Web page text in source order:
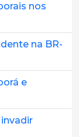
nos
na BR-
e